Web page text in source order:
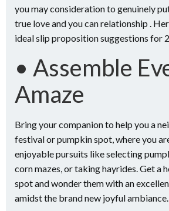
you may consideration to genuinely
true love and you can relationship .
ideal slip proposition suggestions for
• Assemble
Amaze
Bring your companion to help you a
festival or pumpkin spot, where you
enjoyable pursuits like selecting
corn mazes, or taking hayrides. Get a
spot and wonder them with an
amidst the brand new joyful ambiance.